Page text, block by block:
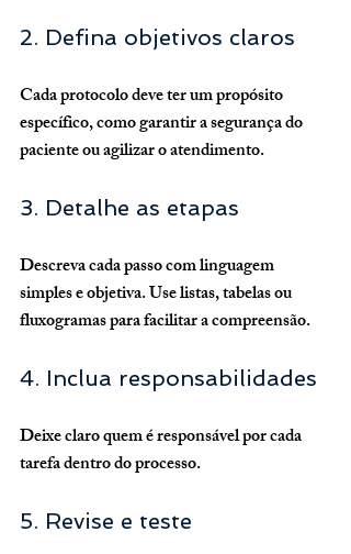
2. Defina objetivos claros
Cada protocolo deve ter um propósito
específico, como garantir a segurança do
paciente ou agilizar o atendimento.
3. Detalhe as etapas
Descreva cada passo com linguagem
simples e objetiva. Use listas, tabelas ou
fluxogramas para facilitar a compreensão.
4. Inclua responsabilidades
Deixe claro quem é responsável por cada
tarefa dentro do processo.
5. Revise e teste